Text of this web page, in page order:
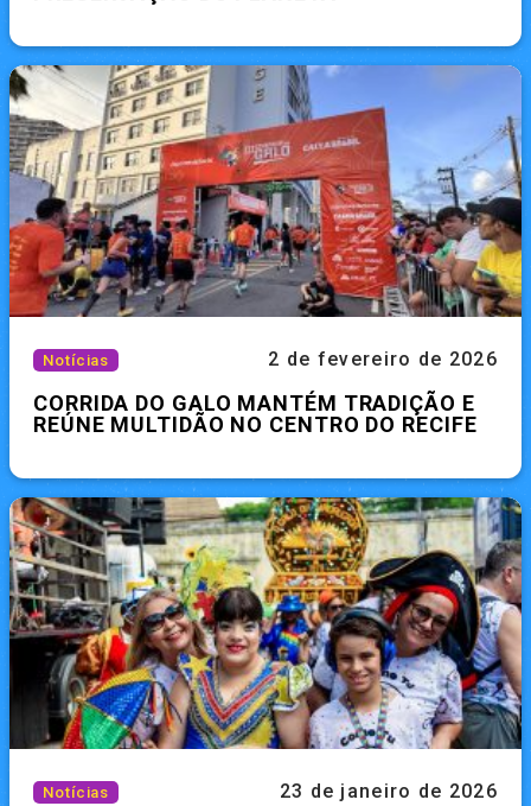
Notícias 2 de fevereiro de 2026
CORRIDA DO GALO MANTÉM TRADIÇÃO E
REÚNE MULTIDÃO NO CENTRO DO RECIFE
Notícias 23 de janeiro de 2026